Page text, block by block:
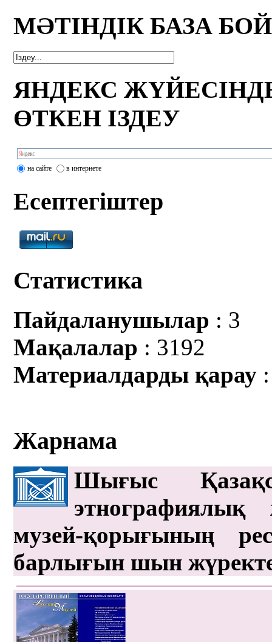
МӘТІНДІК БАЗА
ЯНДЕКС
ӨТКЕН ІЗДЕУ
на сайте в интернете
Есептегіштер
Статистика
Пайдаланушылар : 3
Мақалалар : 3192
Материалдарды қарау
Жарнама
Шығыс
этнографиялық
музей-қорығының
барлығын шын